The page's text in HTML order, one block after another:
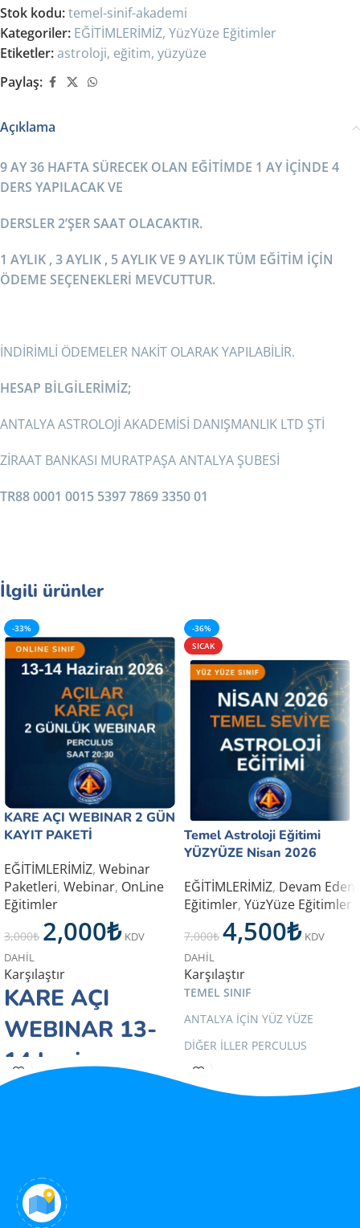
Stok kodu:temel-sinif-akademi
Kategoriler: EĞİTİMLERİMİZ, YüzYüze Eğitimler
Etiketler:astroloji, eğitim, yüzyüze
Paylaş:
Açıklama
9 AY 36 HAFTA SÜRECEK OLAN EĞİTİMDE 1 AY İÇİNDE 4
DERS YAPILACAK VE
DERSLER 2’ŞER SAAT OLACAKTIR.
1 AYLIK , 3 AYLIK , 5 AYLIK VE 9 AYLIK TÜM EĞİTİM İÇİN
ÖDEME SEÇENEKLERİ MEVCUTTUR.
İNDİRİMLİ ÖDEMELER NAKİT OLARAK YAPILABİLİR.
HESAP BİLGİLERİMİZ;
ANTALYA ASTROLOJİ AKADEMİSİ DANIŞMANLIK LTD ŞTİ
ZİRAAT BANKASI MURATPAŞA ANTALYA ŞUBESİ
TR88 0001 0015 5397 7869 3350 01
İlgili ürünler
-33%
KARE AÇI WEBINAR 2 GÜN
KAYIT PAKETİ
EĞİTİMLERİMİZ, Webinar
Paketleri, Webinar, OnLine
Eğitimler
3,000₺ 2,000₺ KDV
DAHİL
Karşılaştır
KARE AÇI
WEBINAR 13-
14 haziran
2026
eğitimin kayıt
paketidir
-36%
SICAK
Temel Astroloji Eğitimi
YÜZYÜZE Nisan 2026
EĞİTİMLERİMİZ, Devam Eden
Eğitimler, YüzYüze Eğitimler
7,000₺ 4,500₺ KDV
DAHİL
Karşılaştır
TEMEL SINIF
ANTALYA İÇİN YÜZ YÜZE
DİĞER İLLER PERCULUS
ÜZERİNDEN ONLINE OLARAK 36
HAFTALIK EĞİTİM BAŞLIYOR